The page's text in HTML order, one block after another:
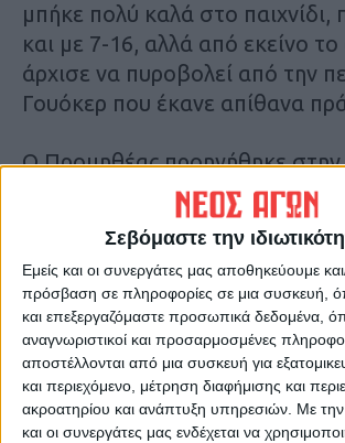
Σεβόμαστε την
Εμείς και οι συνεργάτες μας αποθηκεύουμε
πρόσβαση σε πληροφορίες σε μια συσκευή,
και επεξεργαζόμαστε προσωπικά δεδομένα,
αναγνωριστικοί και προσαρμοσμένες
αποστέλλονται από μια συσκευή για
και περιεχόμενο, μέτρηση διαφήμισης και
ακροατηρίου και ανάπτυξη υπηρεσιών. Με την
και οι συνεργάτες μας ενδέχεται να
μπήκε πολύ καλά στο παιχνίδι,
και με 7-16, αλλά από εκείνο το
άρχισε να πυροβολεί από την
Γουόκερ που έκανε απίθανα
Ο Προμηθέας προηγήθηκε
περίοδο με 27-19, ενώ έκλεισε
με 52-38, δείχνοντας ότι έχει
την υπόθεση νίκη!
Υπολόγιζε όμως δίχως το…
Καρδιτσιώτικης ομάδας που
εύκολα φέτος και απέδειξε πως
τυχαία η τρομερή πορεία που
πραγματοποίησε στην